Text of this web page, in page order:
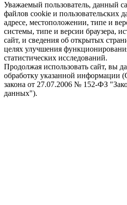
Уважаемый пользователь, данный
файлов cookie и
адресе, местоположении, типе и
системы, типе и версии браузера,
сайт, и сведения об открытых
целях улучшения
статистических исследований.
Продолжая использовать сайт, вы
обработку указанной информации
закона от 27.07.2006 № 152-ФЗ
данных").